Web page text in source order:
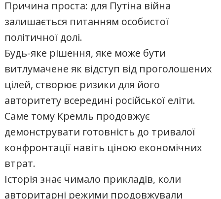
Причина проста: для Путіна війна
залишається питанням особистої
політичної долі.
Будь-яке рішення, яке може бути
витлумачене як відступ від проголошених
цілей, створює ризики для його
авторитету всередині російської еліти.
Саме тому Кремль продовжує
демонструвати готовність до тривалої
конфронтації навіть ціною економічних
втрат.
Історія знає чимало прикладів, коли
авторитарні режими продовжували